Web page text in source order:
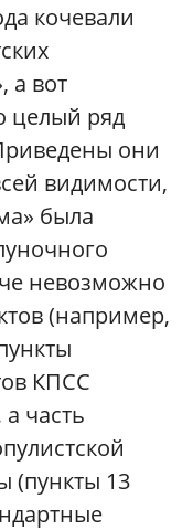
кочевали
а вот
целый ряд
они
видимости,
была
невозможно
(например,
КПСС
часть
(пункты 13